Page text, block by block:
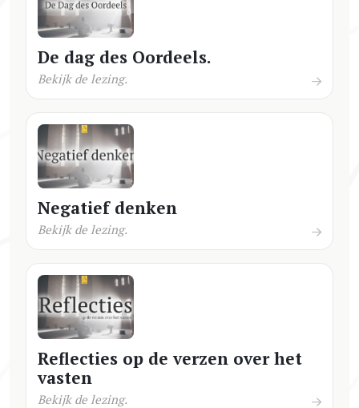
De dag des Oordeels.
Bekijk de lezing.
Negatief denken
Bekijk de lezing.
Reflecties op de verzen over het
vasten
Bekijk de lezing.